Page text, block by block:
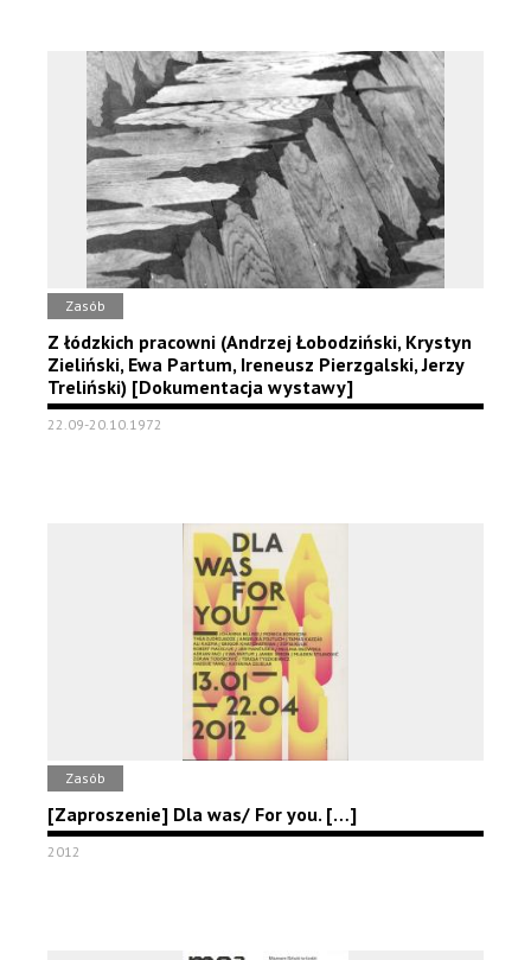
Zasób
Z łódzkich pracowni (Andrzej Łobodziński, Krystyn
Zieliński, Ewa Partum, Ireneusz Pierzgalski, Jerzy
Treliński) [Dokumentacja wystawy]
22.09-20.10.1972
Zasób
[Zaproszenie] Dla was/ For you. […]
2012